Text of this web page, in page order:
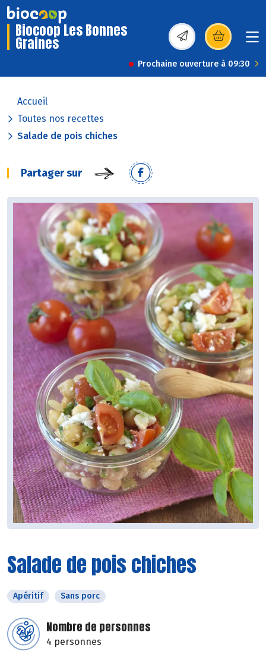
Biocoop Les Bonnes
Graines (s’ouvre dans une
Prochaine ouverture à 09:30
Accueil
Toutes nos recettes
Salade de pois chiches
Partager sur
Salade de pois chiches
Apéritif Sans porc
Nombre de personnes
4 personnes